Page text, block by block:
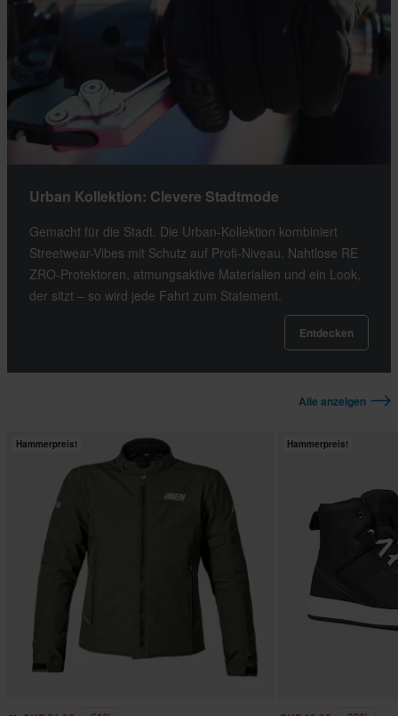
Urban Kollektion: Clevere Stadtmode
Gemacht für die Stadt. Die Urban-Kollektion kombiniert
Streetwear-Vibes mit Schutz auf Profi-Niveau. Nahtlose RE
ZRO-Protektoren, atmungsaktive Materialien und ein Look,
der sitzt – so wird jede Fahrt zum Statement.
Entdecken
Alle anzeigen
Hammerpreis! Hammerpreis!